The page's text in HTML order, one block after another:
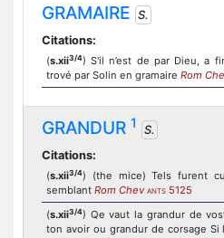
GRAMAIRE S.
Citations:
(s.xii3/4) S'il n’est de par Dieu, a
trové par Solin en gramaire Rom
GRANDUR 1
S.
Citations:
(s.xii3/4) (the mice) Tels furent
semblant Rom Chev ANTS 5125
(s.xii3/4) Qe vaut la grandur de
ton avoir ou grandur de corsage Si